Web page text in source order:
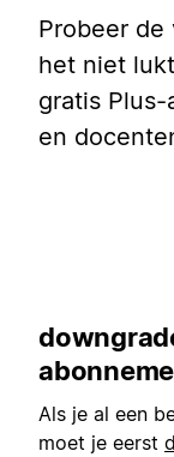
Probeer de
het niet
gratis
en
Als je al een
moet je eerst